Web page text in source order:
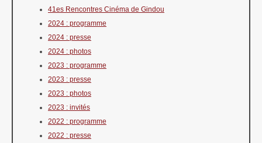
41es Rencontres Cinéma de Gindou
2024 : programme
2024 : presse
2024 : photos
2023 : programme
2023 : presse
2023 : photos
2023 : invités
2022 : programme
2022 : presse